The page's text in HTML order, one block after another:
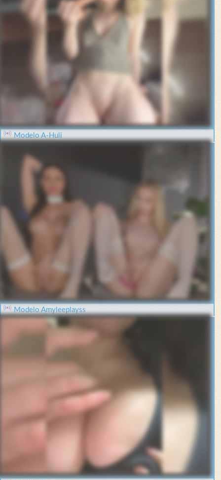
Modelo A-Huli
Modelo Amyleeplayss